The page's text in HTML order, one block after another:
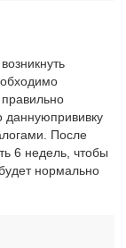
даннуюпрививку
После
6 недель, чтобы
нормально